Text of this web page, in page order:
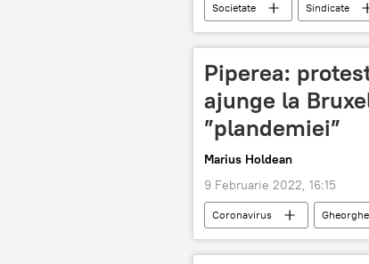
Societate Sindicate
Piperea:
ajunge la
”plandemiei”
Marius Holdean
9 Februarie 2022, 16:15
Coronavirus